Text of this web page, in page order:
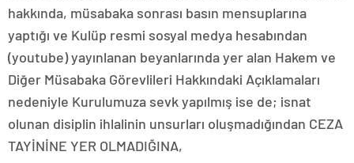
hakkında, müsabaka sonrası basın mensuplarına
yaptığı ve Kulüp resmi sosyal medya hesabından
(youtube) yayınlanan beyanlarında yer alan Hakem ve
Diğer Müsabaka Görevlileri Hakkındaki Açıklamaları
nedeniyle Kurulumuza sevk yapılmış ise de; isnat
olunan disiplin ihlalinin unsurları oluşmadığından CEZA
TAYİNİNE YER OLMADIĞINA,